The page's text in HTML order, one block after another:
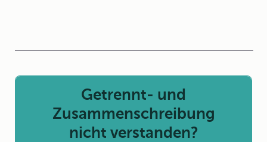
Getrennt- und
Zusammenschreibung
nicht verstanden?